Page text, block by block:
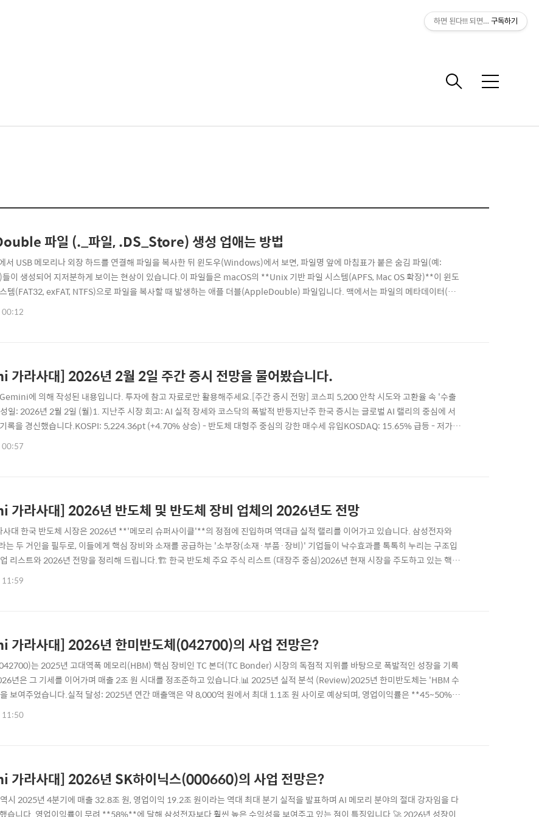
메
파일 (._파일, .DS_Store) 생성 업애는 방법
서 USB 메모리나 외장 하드를 연결해 파일을 복사한 뒤 윈도우(Windows)에서 보면, 파일명 앞에 마침표가 붙은 숨김 파일(예:
이 생성되어 지저분하게 보이는 현상이 있습니다.이 파일들은 macOS의 **Unix 기반 파일 시스템(APFS, Mac OS 확장)**이 윈도
템(FAT32, exFAT, NTFS)으로 파일을 복사할 때 발생하는 애플 더블(AppleDouble) 파일입니다. 맥에서는 파일의 메타데이터(아
, 확장자 정보 등)를 '리소스 포크(Resource Fork)'라는 곳에 저장하는데, 이를 지원하지 않는 윈도우 파일 시스템으로 넘어가면서
라사대] 2026년 2월 2일 주간 증시 전망을 물어봤습니다.
에 의해 작성된 내용입니다. 투자에 참고 자료로만 활용해주세요.[주간 증시 전망] 코스피 5,200 안착 시도와 고환율 속 '수출
일: 2026년 2월 2일 (월)1. 지난주 시장 회고: AI 실적 장세와 코스닥의 폭발적 반등지난주 한국 증시는 글로벌 AI 랠리의 중심에 서
록을 경신했습니다.KOSPI: 5,224.36pt (+4.70% 상승) - 반도체 대형주 중심의 강한 매수세 유입KOSDAQ: 15.65% 급등 - 저가 매
이오/2차전지 동반 상승특이사항: 외국인이 반도체 섹터에서 '바이 코리아(Buy Korea)'를 외치며 지수 하단을 강력하게 지지함2.
라사대] 2026년 반도체 및 반도체 장비 업체의 2026년도 전망
대 한국 반도체 시장은 2026년 **'메모리 슈퍼사이클'**의 정점에 진입하며 역대급 실적 랠리를 이어가고 있습니다. 삼성전자와
는 두 거인을 필두로, 이들에게 핵심 장비와 소재를 공급하는 '소부장(소재·부품·장비)' 기업들이 낙수효과를 톡톡히 누리는 구조입
리스트와 2026년 전망을 정리해 드립니다.🏗️ 한국 반도체 주요 주식 리스트 (대장주 중심)2026년 현재 시장을 주도하고 있는 핵심
세 가지 카테고리로 나뉩니다.1. 종합 반도체 (IDM) 및 제조삼성전자 (005930): HBM4 양산 본격화와 2나노 파운드리 수주가 핵심
가라사대] 2026년 한미반도체(042700)의 사업 전망은?
는 2025년 고대역폭 메모리(HBM) 핵심 장비인 TC 본더(TC Bonder) 시장의 독점적 지위를 바탕으로 폭발적인 성장을 기록
년은 그 기세를 이어가며 매출 2조 원 시대를 정조준하고 있습니다.📊 2025년 실적 분석 (Review)2025년 한미반도체는 'HBM 수
보여주었습니다.실적 달성: 2025년 연간 매출액은 약 8,000억 원에서 최대 1.1조 원 사이로 예상되며, 영업이익률은 **45~50%**
적 수익성을 기록했습니다.성장 동력: SK하이닉스와 마이크론(Micron) 등 주요 HBM 제조사들로부터 수천억 원 규모의 듀얼 TC 본
가라사대] 2026년 SK하이닉스(000660)의 사업 전망은?
시 2025년 4분기에 매출 32.8조 원, 영업이익 19.2조 원이라는 역대 최대 분기 실적을 발표하며 AI 메모리 분야의 절대 강자임을 다
습니다. 영업이익률이 무려 **58%**에 달해 삼성전자보다 훨씬 높은 수익성을 보여주고 있는 점이 특징입니다.🚀 2026년 성장이
하면 된다!!! 되면 한다???
구독하기